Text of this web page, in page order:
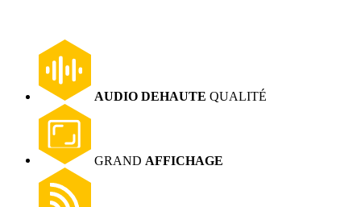
AUDIO DEHAUTE QUALITÉ
GRAND AFFICHAGE